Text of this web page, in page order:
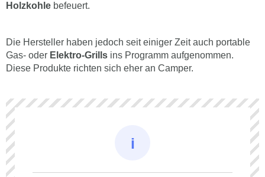
Holzkohle befeuert.
Die Hersteller haben jedoch seit einiger Zeit auch portable
Gas- oder Elektro-Grills ins Programm aufgenommen.
Diese Produkte richten sich eher an Camper.